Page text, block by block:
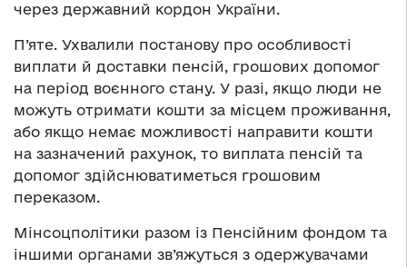
через державний кордон України.
П’яте. Ухвалили постанову про особливості
виплати й доставки пенсій, грошових допомог
на період воєнного стану. У разі, якщо люди не
можуть отримати кошти за місцем проживання,
або якщо немає можливості направити кошти
на зазначений рахунок, то виплата пенсій та
допомог здійснюватиметься грошовим
переказом.
Мінсоцполітики разом із Пенсійним фондом та
іншими органами зв’яжуться з одержувачами